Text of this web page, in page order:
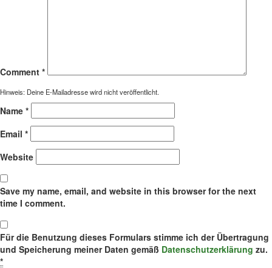
Comment *
Hinweis: Deine E-Mailadresse wird nicht veröffentlicht.
Name *
Email *
Website
Save my name, email, and website in this browser for the next
time I comment.
Für die Benutzung dieses Formulars stimme ich der Übertragung
und Speicherung meiner Daten gemäß Datenschutzerklärung zu.
*